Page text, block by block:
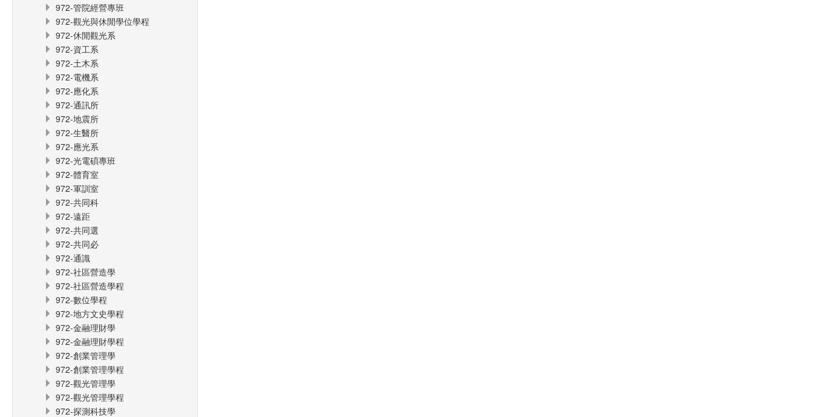
972-管院經營專班
972-觀光與休閒學位學程
972-休閒觀光系
972-資工系
972-土木系
972-電機系
972-應化系
972-通訊所
972-地震所
972-生醫所
972-應光系
972-光電碩專班
972-體育室
972-軍訓室
972-共同科
972-遠距
972-共同選
972-共同必
972-通識
972-社區營造學
972-社區營造學程
972-數位學程
972-地方文史學程
972-金融理財學
972-金融理財學程
972-創業管理學
972-創業管理學程
972-觀光管理學
972-觀光管理學程
972-探測科技學